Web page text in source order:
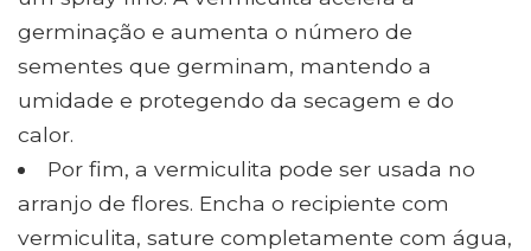
germinação e aumenta o número de
sementes que germinam, mantendo a
umidade e protegendo da secagem e do
calor.
Por fim, a vermiculita pode ser usada no
arranjo de flores. Encha o recipiente com
vermiculita, sature completamente com água,